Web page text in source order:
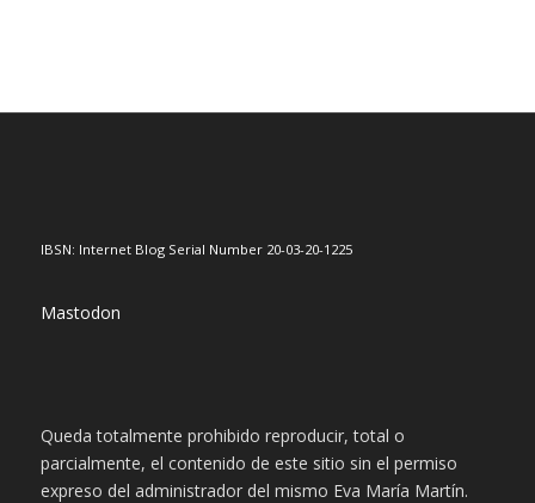
IBSN: Internet Blog Serial Number 20-03-20-1225
Mastodon
Queda totalmente prohibido reproducir, total o
parcialmente, el contenido de este sitio sin el permiso
expreso del administrador del mismo Eva María Martín.